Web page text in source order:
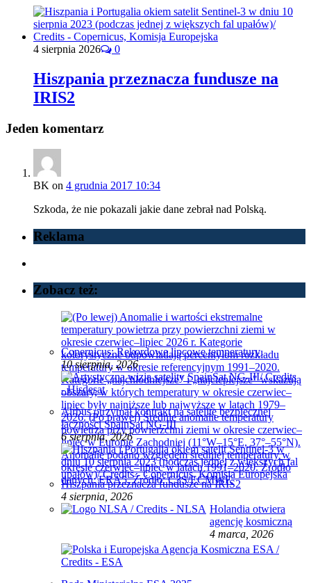
4 sierpnia 2026 0
Hiszpania przeznacza fundusze na
IRIS2
Jeden komentarz
BK on 4 grudnia 2017 10:34
Szkoda, że nie pokazali jakie dane zebrał nad Polską.
Reklama
Zobacz też:
Copernicus: Rekordowe lipcowe temperatury
10 sierpnia, 2026
Airbus otrzymał kontrakt na satelitę bezpiecznej
łączności SpainSat NG-III
6 sierpnia, 2026
Hiszpania przeznacza fundusze na IRIS2
4 sierpnia, 2026
Holandia otwiera
agencję kosmiczną
4 marca, 2026